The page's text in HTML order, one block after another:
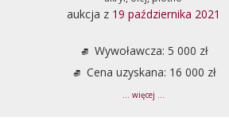
aukcja z 19 października 2021
Wywoławcza: 5 000 zł
Cena uzyskana: 16 000 zł
... więcej ...